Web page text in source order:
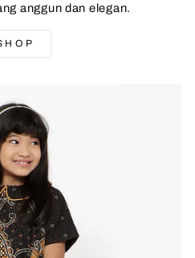
anggun dan elegan.